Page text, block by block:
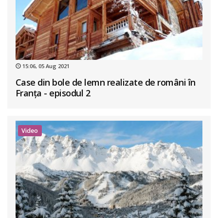
15:06, 05 Aug 2021
Case din bole de lemn realizate de români în
Franța - episodul 2
Video